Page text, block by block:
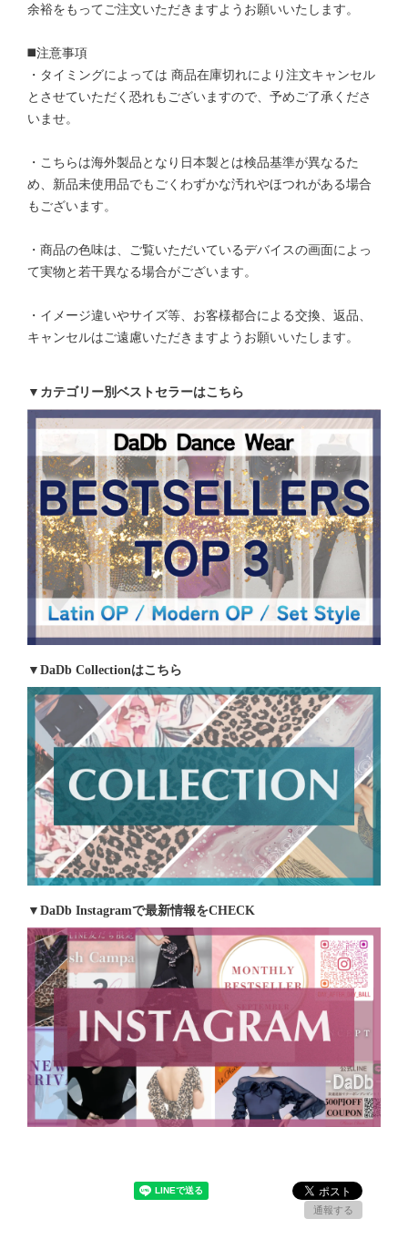
余裕をもってご注文いただきますようお願いいたします。
◼️注意事項
・タイミングによっては 商品在庫切れにより注文キャンセル
とさせていただく恐れもございますので、予めご了承くださ
いませ。
・こちらは海外製品となり日本製とは検品基準が異なるた
め、新品未使用品でもごくわずかな汚れやほつれがある場合
もございます。
・商品の色味は、ご覧いただいているデバイスの画面によっ
て実物と若干異なる場合がございます。
・イメージ違いやサイズ等、お客様都合による交換、返品、
キャンセルはご遠慮いただきますようお願いいたします。
▼カテゴリー別ベストセラーはこちら
▼DaDb Collectionはこちら
▼DaDb Instagramで最新情報をCHECK
通報する